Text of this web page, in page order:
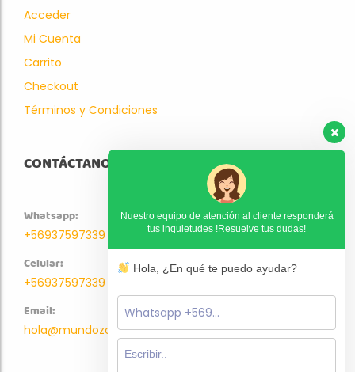
Acceder
Mi Cuenta
Carrito
Checkout
Términos y Condiciones
CONTÁCTANOS
Whatsapp:
+56937597339
Celular:
+56937597339
Email:
hola@mundozoo.cl
Nuestro equipo de atención al cliente responderá
tus inquietudes !Resuelve tus dudas!
Hola, ¿En qué te puedo ayudar?